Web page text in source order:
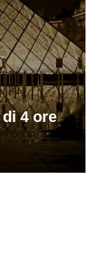
4 ore